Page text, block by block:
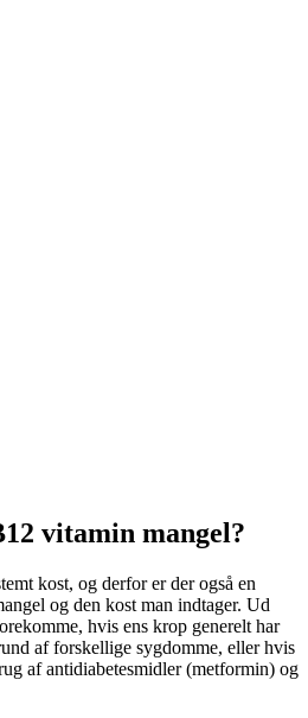
vitamin mangel?
kost, og derfor er der også en
og den kost man indtager. Ud
hvis ens krop generelt har
af forskellige sygdomme, eller hvis
af antidiabetesmidler (metformin) og